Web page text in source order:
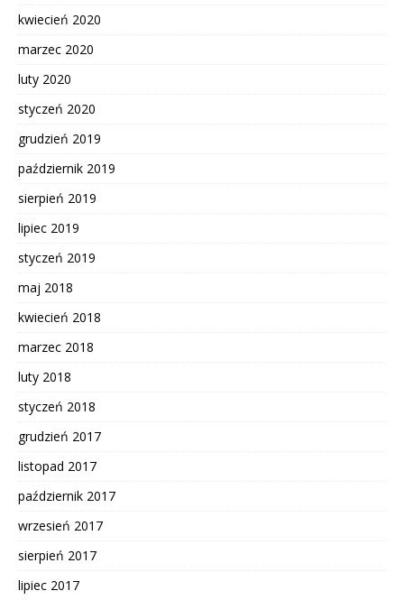
kwiecień 2020
marzec 2020
luty 2020
styczeń 2020
grudzień 2019
październik 2019
sierpień 2019
lipiec 2019
styczeń 2019
maj 2018
kwiecień 2018
marzec 2018
luty 2018
styczeń 2018
grudzień 2017
listopad 2017
październik 2017
wrzesień 2017
sierpień 2017
lipiec 2017